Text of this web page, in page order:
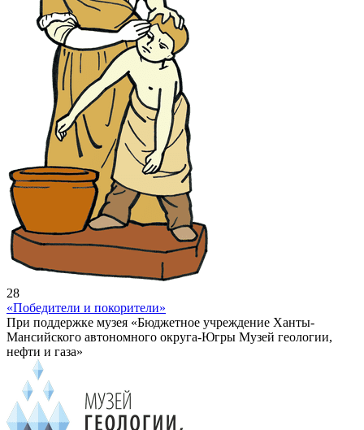
28
«Победители и покорители»
При поддержке музея «Бюджетное учреждение Ханты-
Мансийского автономного округа-Югры Музей геологии,
нефти и газа»